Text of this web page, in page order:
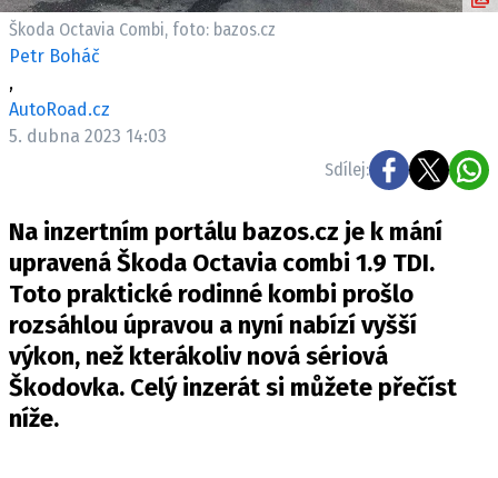
ELEKTRO
OSTATNÍ
TISKOVKY
ROZHOVORY
DAKAR
Z DOMOVA
Škoda Octavia Combi, foto: bazos.cz
Petr Boháč
,
AutoRoad.cz
5. dubna 2023 14:03
Sdílej:
Na inzertním portálu bazos.cz je k mání
upravená Škoda Octavia combi 1.9 TDI.
Toto praktické rodinné kombi prošlo
rozsáhlou úpravou a nyní nabízí vyšší
výkon, než kterákoliv nová sériová
Škodovka. Celý inzerát si můžete přečíst
níže.